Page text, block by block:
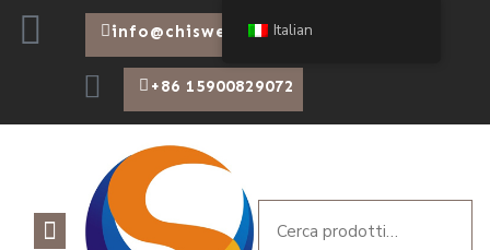
info@chiswear.com
+86 15900829072
Italian